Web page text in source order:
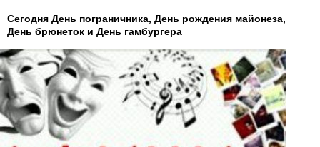
Сегодня День пограничника, День рождения майонеза,
День брюнеток и День гамбургера